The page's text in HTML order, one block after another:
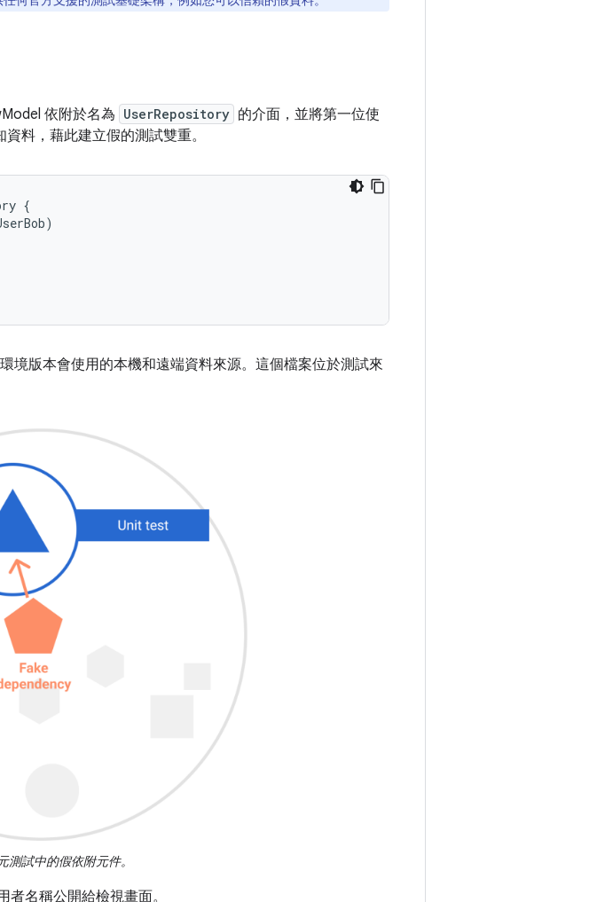
依附於名為 UserRepository 的介面，並將第一位使
料，藉此建立假的測試雙重。
{
)
境版本會使用的本機和遠端資料來源。這個檔案位於測試來
測試中的假依附元件。
名稱公開給檢視畫面。